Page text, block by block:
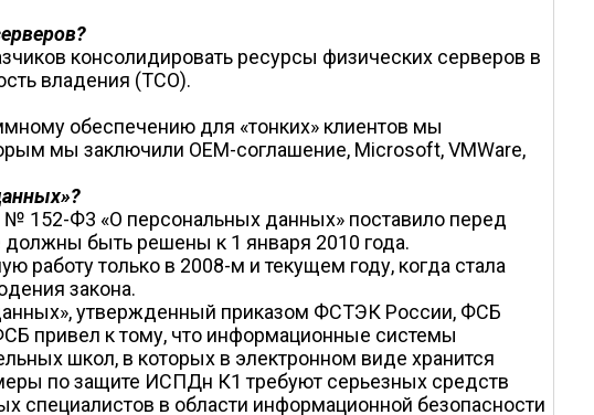
консолидировать ресурсы физических серверов в
владения (TCO).
обеспечению для «тонких» клиентов мы
мы заключили OEM-соглашение, Microsoft, VMWare,
152-Ф3 «О персональных данных» поставило перед
быть решены к 1 января 2010 года.
работу только в 2008-м и текущем году, когда стала
закона.
утвержденный приказом ФСТЭК России, ФСБ
привел к тому, что информационные системы
школ, в которых в электронном виде хранится
по защите ИСПДн К1 требуют серьезных средств
специалистов в области информационной безопасности